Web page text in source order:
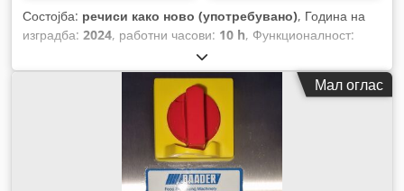
Состојба: речиси како ново (употребувано), Година на
изградба: 2024, работни часови: 10 h, Функционалност:
Мал оглас